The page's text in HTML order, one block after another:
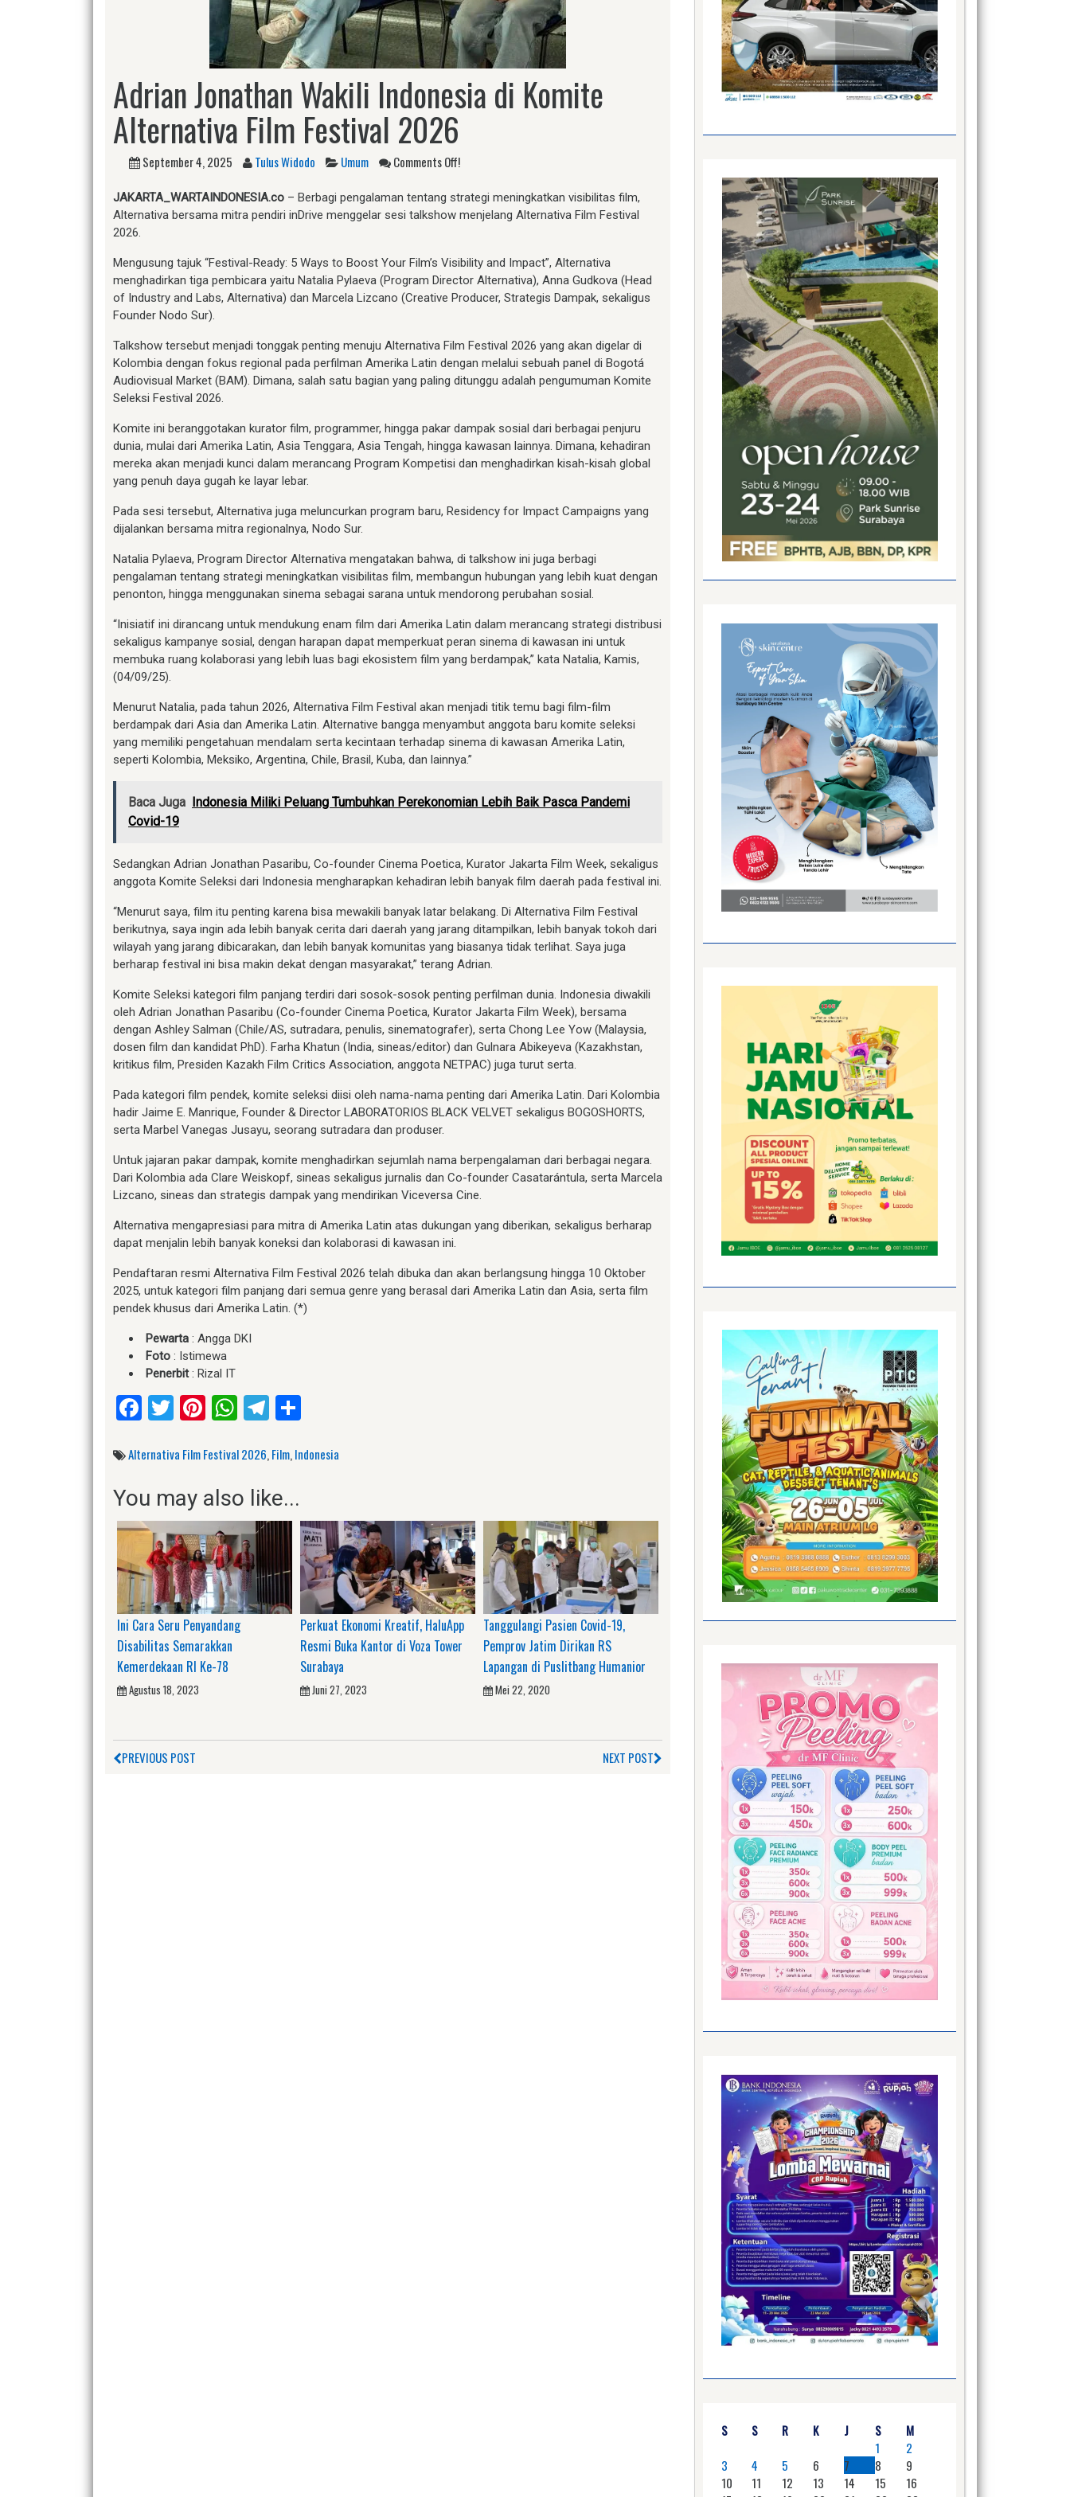
Adrian Jonathan Wakili Indonesia di Komite
Alternativa Film Festival 2026
September 4, 2025 Tulus Widodo Umum Comments Off!
JAKARTA_WARTAINDONESIA.co – Berbagi pengalaman tentang strategi meningkatkan visibilitas film,
Alternativa bersama mitra pendiri inDrive menggelar sesi talkshow menjelang Alternativa Film Festival
2026.
Mengusung tajuk “Festival-Ready: 5 Ways to Boost Your Film’s Visibility and Impact”, Alternativa
menghadirkan tiga pembicara yaitu Natalia Pylaeva (Program Director Alternativa), Anna Gudkova (Head
of Industry and Labs, Alternativa) dan Marcela Lizcano (Creative Producer, Strategis Dampak, sekaligus
Founder Nodo Sur).
Talkshow tersebut menjadi tonggak penting menuju Alternativa Film Festival 2026 yang akan digelar di
Kolombia dengan fokus regional pada perfilman Amerika Latin dengan melalui sebuah panel di Bogotá
Audiovisual Market (BAM). Dimana, salah satu bagian yang paling ditunggu adalah pengumuman Komite
Seleksi Festival 2026.
Komite ini beranggotakan kurator film, programmer, hingga pakar dampak sosial dari berbagai penjuru
dunia, mulai dari Amerika Latin, Asia Tenggara, Asia Tengah, hingga kawasan lainnya. Dimana, kehadiran
mereka akan menjadi kunci dalam merancang Program Kompetisi dan menghadirkan kisah-kisah global
yang penuh daya gugah ke layar lebar.
Pada sesi tersebut, Alternativa juga meluncurkan program baru, Residency for Impact Campaigns yang
dijalankan bersama mitra regionalnya, Nodo Sur.
Natalia Pylaeva, Program Director Alternativa mengatakan bahwa, di talkshow ini juga berbagi
pengalaman tentang strategi meningkatkan visibilitas film, membangun hubungan yang lebih kuat dengan
penonton, hingga menggunakan sinema sebagai sarana untuk mendorong perubahan sosial.
“Inisiatif ini dirancang untuk mendukung enam film dari Amerika Latin dalam merancang strategi distribusi
sekaligus kampanye sosial, dengan harapan dapat memperkuat peran sinema di kawasan ini untuk
membuka ruang kolaborasi yang lebih luas bagi ekosistem film yang berdampak,” kata Natalia, Kamis,
(04/09/25).
Menurut Natalia, pada tahun 2026, Alternativa Film Festival akan menjadi titik temu bagi film-film
berdampak dari Asia dan Amerika Latin. Alternative bangga menyambut anggota baru komite seleksi
yang memiliki pengetahuan mendalam serta kecintaan terhadap sinema di kawasan Amerika Latin,
seperti Kolombia, Meksiko, Argentina, Chile, Brasil, Kuba, dan lainnya.”
Baca Juga Indonesia Miliki Peluang Tumbuhkan Perekonomian Lebih Baik Pasca Pandemi
Covid-19
Sedangkan Adrian Jonathan Pasaribu, Co-founder Cinema Poetica, Kurator Jakarta Film Week, sekaligus
anggota Komite Seleksi dari Indonesia mengharapkan kehadiran lebih banyak film daerah pada festival ini.
“Menurut saya, film itu penting karena bisa mewakili banyak latar belakang. Di Alternativa Film Festival
berikutnya, saya ingin ada lebih banyak cerita dari daerah yang jarang ditampilkan, lebih banyak tokoh dari
wilayah yang jarang dibicarakan, dan lebih banyak komunitas yang biasanya tidak terlihat. Saya juga
berharap festival ini bisa makin dekat dengan masyarakat,” terang Adrian.
Komite Seleksi kategori film panjang terdiri dari sosok-sosok penting perfilman dunia. Indonesia diwakili
oleh Adrian Jonathan Pasaribu (Co-founder Cinema Poetica, Kurator Jakarta Film Week), bersama
dengan Ashley Salman (Chile/AS, sutradara, penulis, sinematografer), serta Chong Lee Yow (Malaysia,
dosen film dan kandidat PhD). Farha Khatun (India, sineas/editor) dan Gulnara Abikeyeva (Kazakhstan,
kritikus film, Presiden Kazakh Film Critics Association, anggota NETPAC) juga turut serta.
Pada kategori film pendek, komite seleksi diisi oleh nama-nama penting dari Amerika Latin. Dari Kolombia
hadir Jaime E. Manrique, Founder & Director LABORATORIOS BLACK VELVET sekaligus BOGOSHORTS,
serta Marbel Vanegas Jusayu, seorang sutradara dan produser.
Untuk jajaran pakar dampak, komite menghadirkan sejumlah nama berpengalaman dari berbagai negara.
Dari Kolombia ada Clare Weiskopf, sineas sekaligus jurnalis dan Co-founder Casatarántula, serta Marcela
Lizcano, sineas dan strategis dampak yang mendirikan Viceversa Cine.
Alternativa mengapresiasi para mitra di Amerika Latin atas dukungan yang diberikan, sekaligus berharap
dapat menjalin lebih banyak koneksi dan kolaborasi di kawasan ini.
Pendaftaran resmi Alternativa Film Festival 2026 telah dibuka dan akan berlangsung hingga 10 Oktober
2025, untuk kategori film panjang dari semua genre yang berasal dari Amerika Latin dan Asia, serta film
pendek khusus dari Amerika Latin. (*)
Pewarta : Angga DKI
Foto : Istimewa
Penerbit: Rizal IT
Facebook
Twitter
Pinterest
WhatsApp
Telegram
Alternativa Film Festival 2026,Film,Indonesia
You may also like...
Ini Cara Seru Penyandang
Disabilitas Semarakkan
Kemerdekaan RI Ke-78
Agustus 18, 2023
Perkuat Ekonomi Kreatif, HaluApp
Resmi Buka Kantor di Voza Tower
Surabaya
Juni 27, 2023
Tanggulangi Pasien Covid-19,
Pemprov Jatim Dirikan RS
Lapangan di Puslitbang Humanior
Mei 22, 2020
PREVIOUS POST NEXT POST
S S R K J S
M
1
2
3
4 5 6 7 8
9
10
11 12 13 14 15
16